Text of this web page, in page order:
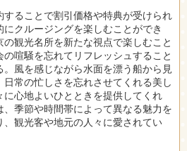
することで割引価格や特典が受けられ
クルージングを楽しむことができ
観光名所を新たな視点で楽しむこと
喧騒を忘れてリフレッシュすること
風を感じながら水面を漂う船から見
常の忙しさを忘れさせてくれる美し
心地よいひとときを提供してくれ
季節や時間帯によって異なる魅力を
観光客や地元の人々に愛されてい